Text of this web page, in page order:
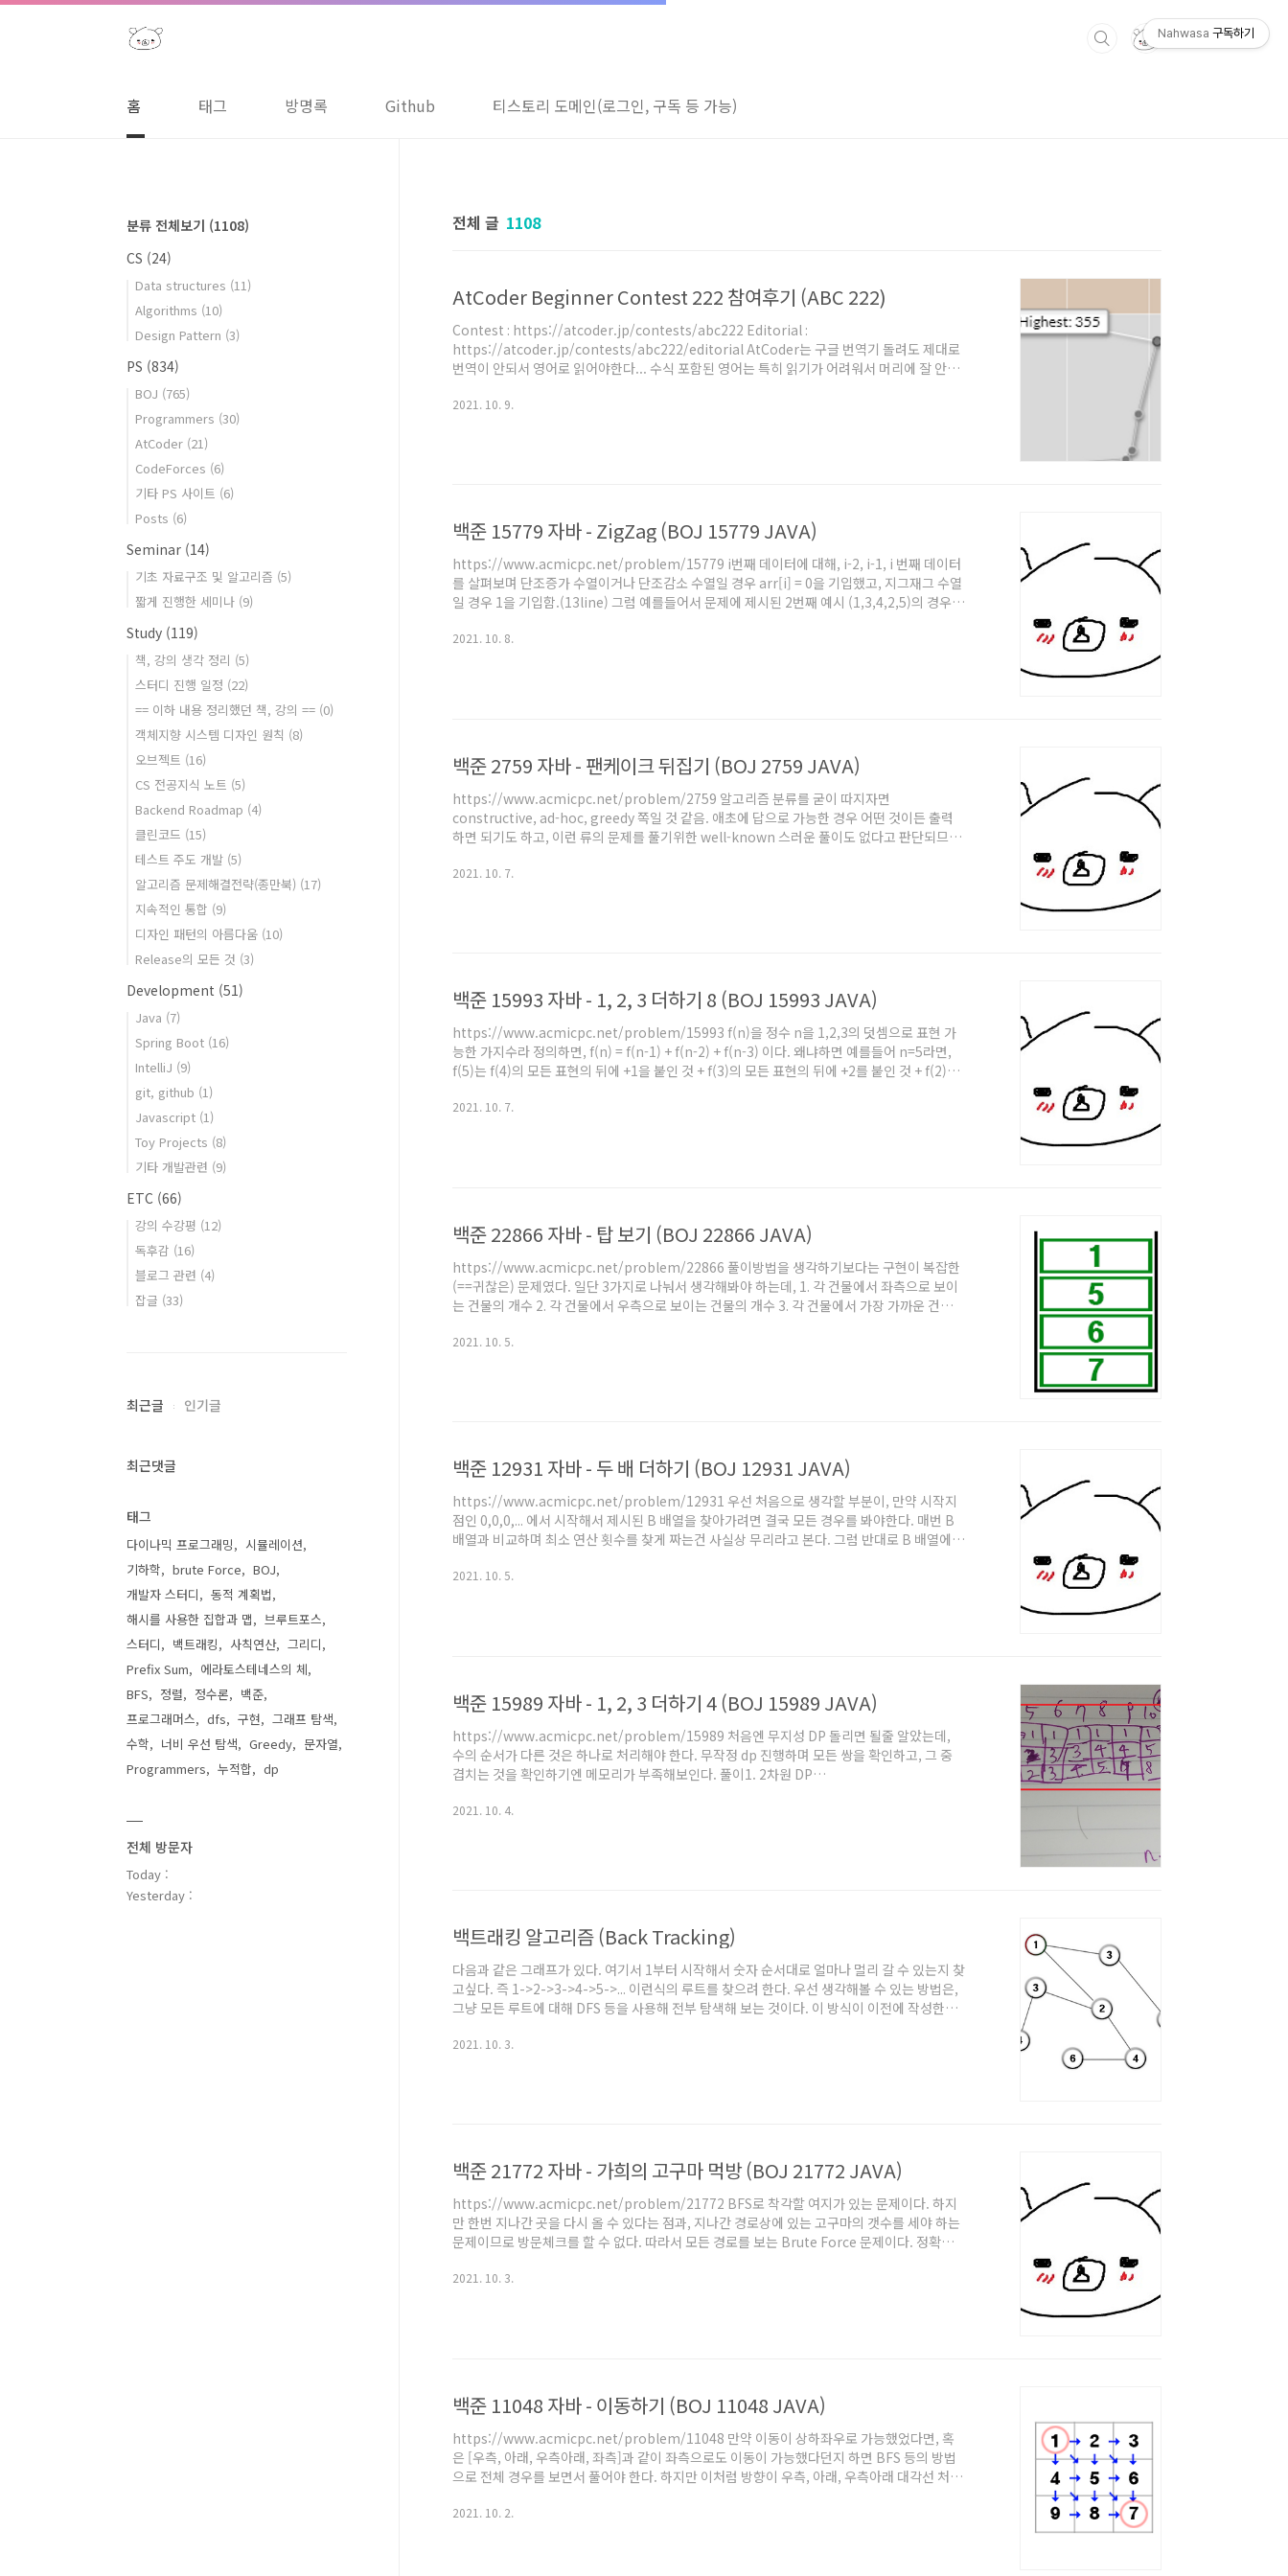
본문 바로가기
홈 태그 방명록 Github 티스토리 도메인(로그인, 구독 등 가능)
전체 글 1108
AtCoder Beginner Contest 222 참여후기 (ABC 222)
Contest : https://atcoder.jp/contests/abc222 Editorial :
https://atcoder.jp/contests/abc222/editorial AtCoder는 구글 번역기 돌려도 제대로
번역이 안되서 영어로 읽어야한다... 수식 포함된 영어는 특히 읽기가 어려워서 머리에 잘 안들
많이 들이다보니 문제를 D번까지밖에 못봤다. Beginner 라고 써있으면서 많이 어려웡.. 아직
2021. 10. 9.
백준 15779 자바 - ZigZag (BOJ 15779 JAVA)
https://www.acmicpc.net/problem/15779 i번째 데이터에 대해, i-2, i-1, i 번째 데이터
를 살펴보며 단조증가 수열이거나 단조감소 수열일 경우 arr[i] = 0을 기입했고, 지그재그 수열
일 경우 1을 기입함.(13line) 그럼 예를들어서 문제에 제시된 2번째 예시 (1,3,4,2,5)의 경우
그재그 수열의 길이이므로, 13line처럼 이전값+1을 해주면 연속된 길이도 한꺼번에 구할 수
2021. 10. 8.
백준 2759 자바 - 팬케이크 뒤집기 (BOJ 2759 JAVA)
https://www.acmicpc.net/problem/2759 알고리즘 분류를 굳이 따지자면
constructive, ad-hoc, greedy 쪽일 것 같음. 애초에 답으로 가능한 경우 어떤 것이든 출력
하면 되기도 하고, 이런 류의 문제를 풀기위한 well-known 스러운 풀이도 없다고 판단되므로
모든 경우를 보면 최대 O(30^30) 이라는 괴랄한 수가 나오므로 절대 무리.. 전 일단 가장 큰 수
2021. 10. 7.
백준 15993 자바 - 1, 2, 3 더하기 8 (BOJ 15993 JAVA)
https://www.acmicpc.net/problem/15993 f(n)을 정수 n을 1,2,3의 덧셈으로 표현 가
능한 가지수라 정의하면, f(n) = f(n-1) + f(n-2) + f(n-3) 이다. 왜냐하면 예를들어 n=5라면,
f(5)는 f(4)의 모든 표현의 뒤에 +1을 붙인 것 + f(3)의 모든 표현의 뒤에 +2를 붙인 것 + f(2)의
dp[n-2] + dp[n-3]; 이 된다. 그런데 이상태로는 짝수가지수와 홀수가지수를 알 수 없다. 따라
2021. 10. 7.
백준 22866 자바 - 탑 보기 (BOJ 22866 JAVA)
https://www.acmicpc.net/problem/22866 풀이방법을 생각하기보다는 구현이 복잡한
(==귀찮은) 문제였다. 일단 3가지로 나눠서 생각해봐야 하는데, 1. 각 건물에서 좌측으로 보이
는 건물의 개수 2. 각 건물에서 우측으로 보이는 건물의 개수 3. 각 건물에서 가장 가까운 건물
생각해보자. 문제에서 제시된 예시를 예시로 들겠다. 3 7 1 6 3 5 1 7 에서 좌측부터 차례로 봐
2021. 10. 5.
백준 12931 자바 - 두 배 더하기 (BOJ 12931 JAVA)
https://www.acmicpc.net/problem/12931 우선 처음으로 생각할 부분이, 만약 시작지
점인 0,0,0,... 에서 시작해서 제시된 B 배열을 찾아가려면 결국 모든 경우를 봐야한다. 매번 B
배열과 비교하며 최소 연산 횟수를 찾게 짜는건 사실상 무리라고 본다. 그럼 반대로 B 배열에서
를 곱하는 것이므로, 반대로 B배열에서 0,0,0,... 을 찾아가기 위해서는 각 배열에 대해 1을 빼는
2021. 10. 5.
백준 15989 자바 - 1, 2, 3 더하기 4 (BOJ 15989 JAVA)
https://www.acmicpc.net/problem/15989 처음엔 무지성 DP 돌리면 될줄 알았는데,
수의 순서가 다른 것은 하나로 처리해야 한다. 무작정 dp 진행하며 모든 쌍을 확인하고, 그 중
겹치는 것을 확인하기엔 메모리가 부족해보인다. 풀이1. 2차원 DP
https://github.com/NaHwaSa/BOJ_BaekjunOnlineJudge/blob/master/15900/BOJ_15989_2D-
DP.java 우선 서로 겹치는 쌍이 생기지 않도록 하려면 어떻게 해야할까? 각 n에서 더해지는 숫
2021. 10. 4.
백트래킹 알고리즘 (Back Tracking)
다음과 같은 그래프가 있다. 여기서 1부터 시작해서 숫자 순서대로 얼마나 멀리 갈 수 있는지 찾
고싶다. 즉 1->2->3->4->5->... 이런식의 루트를 찾으려 한다. 우선 생각해볼 수 있는 방법은,
그냥 모든 루트에 대해 DFS 등을 사용해 전부 탐색해 보는 것이다. 이 방식이 이전에 작성한
위는 모든 경우를 살펴보는 DFS 과정의 순서를 표시한 것이다. 모든 경우를 확인해보니 결국
2021. 10. 3.
백준 21772 자바 - 가희의 고구마 먹방 (BOJ 21772 JAVA)
https://www.acmicpc.net/problem/21772 BFS로 착각할 여지가 있는 문제이다. 하지
만 한번 지나간 곳을 다시 올 수 있다는 점과, 지나간 경로상에 있는 고구마의 갯수를 세야 하는
문제이므로 방문체크를 할 수 없다. 따라서 모든 경로를 보는 Brute Force 문제이다. 정확히
으므로 Back Tracking이라 봐도 되는데, 어차피 모든경로 다 봐도 시간초과가 나진 않으므로
2021. 10. 3.
백준 11048 자바 - 이동하기 (BOJ 11048 JAVA)
https://www.acmicpc.net/problem/11048 만약 이동이 상하좌우로 가능했었다면, 혹
은 [우측, 아래, 우측아래, 좌측]과 같이 좌측으로도 이동이 가능했다던지 하면 BFS 등의 방법
으로 전체 경우를 보면서 풀어야 한다. 하지만 이처럼 방향이 우측, 아래, 우측아래 대각선 처럼
하게 풀 수 있다. 일단 다음의 그림을 보자. 위 그림은 이 문제에서 (1,1)에서 (N,M)으로 갈 때
2021. 10. 2.
분류 전체보기 (1108)
CS (24)
Data structures (11)
Algorithms (10)
Design Pattern (3)
PS (834)
BOJ (765)
Programmers (30)
AtCoder (21)
CodeForces (6)
기타 PS 사이트 (6)
Posts (6)
Seminar (14)
기초 자료구조 및 알고리즘 (5)
짧게 진행한 세미나 (9)
Study (119)
책, 강의 생각 정리 (5)
스터디 진행 일정 (22)
== 이하 내용 정리했던 책, 강의 == (0)
객체지향 시스템 디자인 원칙 (8)
오브젝트 (16)
CS 전공지식 노트 (5)
Backend Roadmap (4)
클린코드 (15)
테스트 주도 개발 (5)
알고리즘 문제해결전략(종만북) (17)
지속적인 통합 (9)
디자인 패턴의 아름다움 (10)
Release의 모든 것 (3)
Development (51)
Java (7)
Spring Boot (16)
IntelliJ (9)
git, github (1)
Javascript (1)
Toy Projects (8)
기타 개발관련 (9)
ETC (66)
강의 수강평 (12)
독후감 (16)
블로그 관련 (4)
잡글 (33)
최근글 인기글
최근댓글
태그
다이나믹 프로그래밍
시뮬레이션
기하학
brute Force
BOJ
개발자 스터디
동적 계획법
해시를 사용한 집합과 맵
브루트포스
스터디
백트래킹 사칙연산
그리디
Prefix Sum
에라토스테네스의 체
BFS
정렬 정수론
백준
프로그래머스
dfs 구현
그래프 탐색
수학
너비 우선 탐색 Greedy
문자열
Programmers
누적합 dp
전체 방문자
Today :
Yesterday :
Nahwasa 구독하기